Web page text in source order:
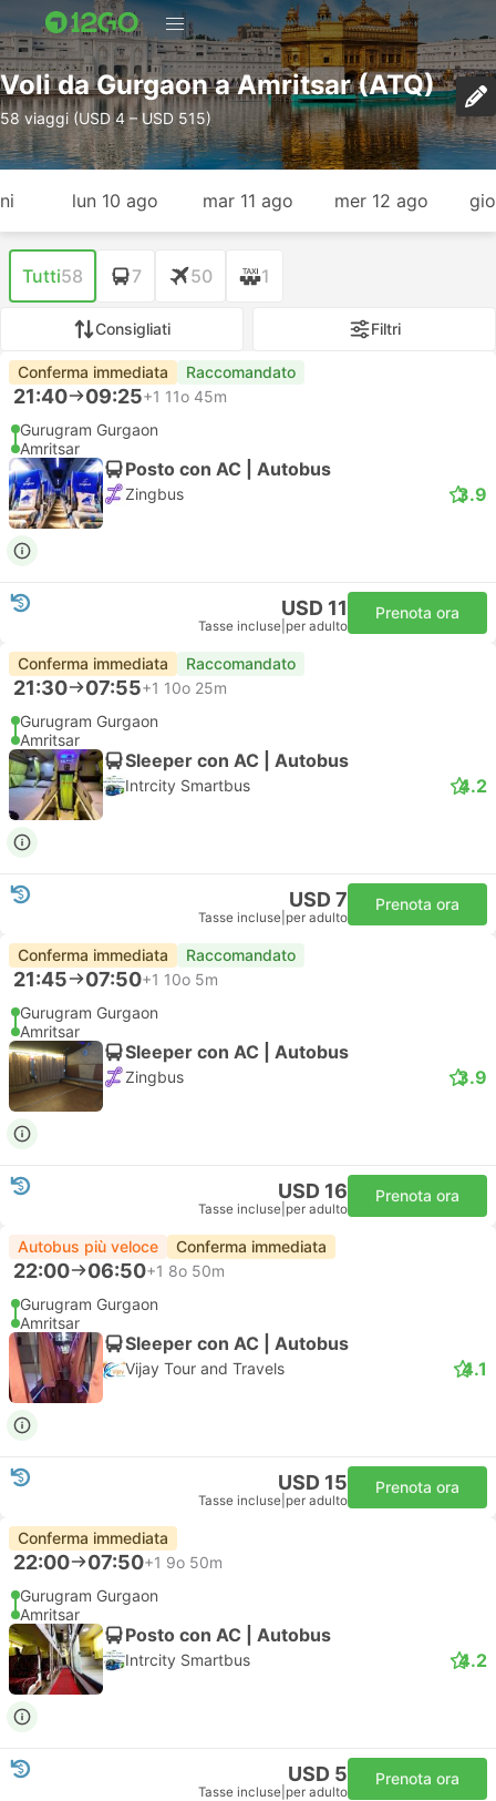
Voli da Gurgaon a Amritsar (ATQ)
58 viaggi (USD 4 – USD 515)
lun 10 ago mar 11 ago mer 12 ago
Tutti58 7 50 1
Consigliati Filtri
Conferma immediata Raccomandato
21:40 09:25+1 11o 45m
Gurugram Gurgaon
Amritsar
Posto con AC | Autobus
Zingbus 3.9
USD 11
Tasse incluse per adulto
Prenota ora
Conferma immediata Raccomandato
21:30 07:55+1 10o 25m
Gurugram Gurgaon
Amritsar
Sleeper con AC | Autobus
Intrcity Smartbus 4.2
USD 7
Tasse incluse per adulto
Prenota ora
Conferma immediata Raccomandato
21:45 07:50+1 10o 5m
Gurugram Gurgaon
Amritsar
Sleeper con AC | Autobus
Zingbus 3.9
USD 16
Tasse incluse per adulto
Prenota ora
Autobus più veloce Conferma immediata
22:00 06:50+1 8o 50m
Gurugram Gurgaon
Amritsar
Sleeper con AC | Autobus
Vijay Tour and Travels 4.1
USD 15
Tasse incluse per adulto
Prenota ora
Conferma immediata
22:00 07:50+1 9o 50m
Gurugram Gurgaon
Amritsar
Posto con AC | Autobus
Intrcity Smartbus 4.2
USD 5
Tasse incluse per adulto
Prenota ora